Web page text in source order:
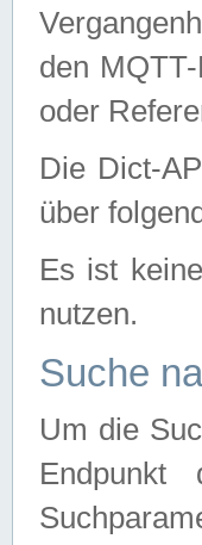
den
oder
Die Dict-
über
Es ist
nutzen.
Suche
Um die
Endpunkt